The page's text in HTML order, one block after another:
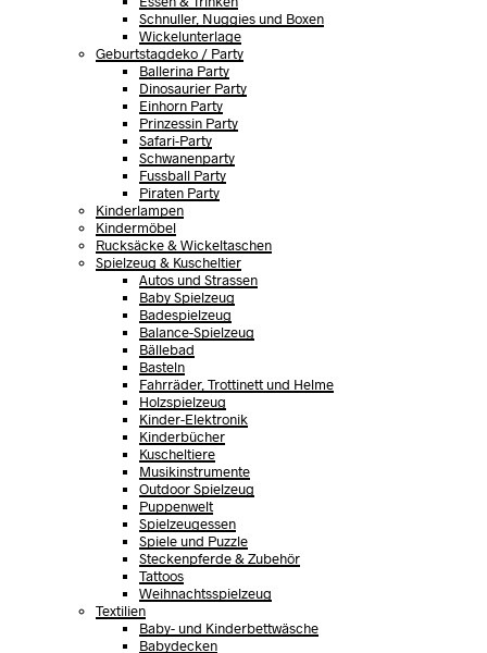
Schnuller, Nuggies und Boxen
Wickelunterlage
Geburtstagdeko / Party
Ballerina Party
Dinosaurier Party
Einhorn Party
Prinzessin Party
Safari-Party
Schwanenparty
Fussball Party
Piraten Party
Kinderlampen
Kindermöbel
Rucksäcke & Wickeltaschen
Spielzeug & Kuscheltier
Autos und Strassen
Baby Spielzeug
Badespielzeug
Balance-Spielzeug
Bällebad
Basteln
Fahrräder, Trottinett und Helme
Holzspielzeug
Kinder-Elektronik
Kinderbücher
Kuscheltiere
Musikinstrumente
Outdoor Spielzeug
Puppenwelt
Spielzeugessen
Spiele und Puzzle
Steckenpferde & Zubehör
Tattoos
Weihnachtsspielzeug
Textilien
Baby- und Kinderbettwäsche
Babydecken